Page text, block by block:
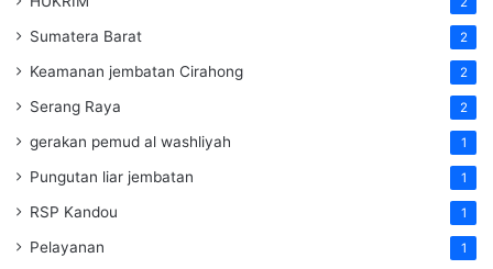
Sumatera Barat 2
Keamanan jembatan Cirahong 2
Serang Raya 2
gerakan pemud al washliyah 1
Pungutan liar jembatan 1
RSP Kandou 1
Pelayanan 1